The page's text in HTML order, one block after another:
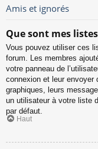
Amis et ignorés
Que sont mes
Vous pouvez utiliser ces
forum. Les membres
votre panneau de
connexion et leur envoyer
graphiques, leurs
un utilisateur à votre liste
par défaut.
Haut